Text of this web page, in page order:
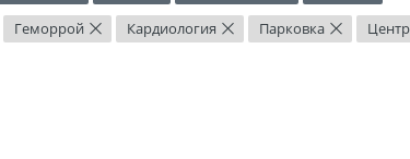
Геморрой × Кардиология × Парковка ×